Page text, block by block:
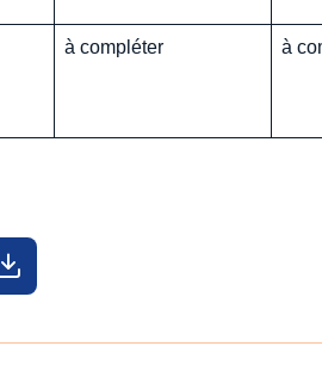
à compléter à